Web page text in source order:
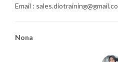
Email :
Nona